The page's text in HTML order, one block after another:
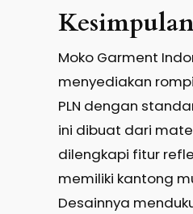
Moko Garment
menyediakan
PLN dengan
ini dibuat dari
dilengkapi fitur
memiliki kantong
Desainnya